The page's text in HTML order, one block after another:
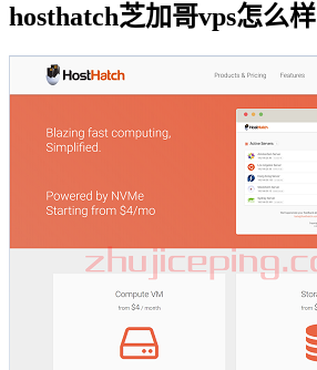
hosthatch芝加哥vps怎么样